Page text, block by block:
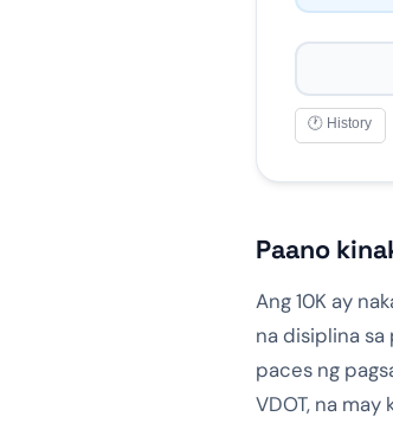
🕐 History
Paano
Ang 10K ay
na disiplina sa
paces ng
VDOT, na